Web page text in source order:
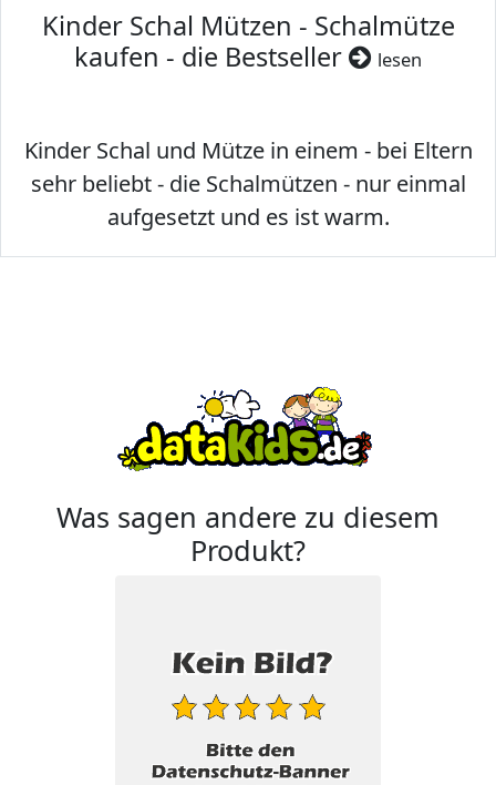
Kinder Schal Mützen - Schalmütze
kaufen - die Bestseller
lesen
Kinder Schal und Mütze in einem - bei Eltern
sehr beliebt - die Schalmützen - nur einmal
aufgesetzt und es ist warm.
Was sagen andere zu diesem
Produkt?